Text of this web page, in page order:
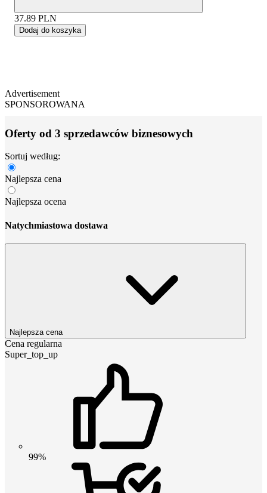
37.89 PLN
Dodaj do koszyka
Advertisement
SPONSOROWANA
Oferty od 3 sprzedawców biznesowych
Sortuj według:
Najlepsza cena
Najlepsza ocena
Natychmiastowa dostawa
Najlepsza cena
Cena regularna
Super_top_up
99%